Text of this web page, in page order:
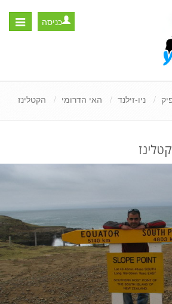
Toggle
כניסה
ניו-זילנד האי הדרומי הקטלינז